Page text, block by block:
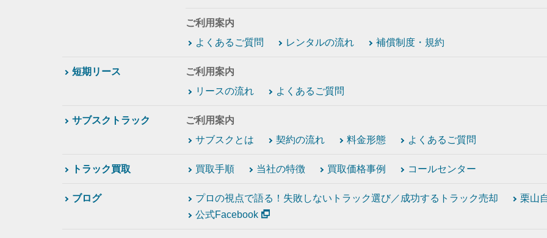
ご利用案内
よくあるご質問
レンタルの流れ 補償制度・規約
短期リース
ご利用案内
リースの流れ
よくあるご質問
サブスクトラック
ご利用案内
サブスクとは
契約の流れ 料金形態 よくあるご質問
トラック買取 買取手順 当社の特徴 買取価格事例 コールセンター
ブログ プロの視点で語る！失敗しないトラック選び／成功するトラック売却 栗山
公式Facebook